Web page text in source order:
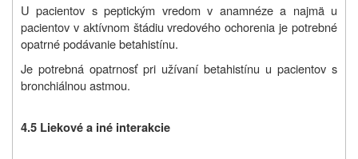
U pacientov s peptickým vredom v anamnéze a najmä u
pacientov v aktívnom štádiu vredového ochorenia je potrebné
opatrné podávanie betahistínu.
Je potrebná opatrnosť pri užívaní betahistínu u pacientov s
bronchiálnou astmou.
4.5 Liekové a iné interakcie